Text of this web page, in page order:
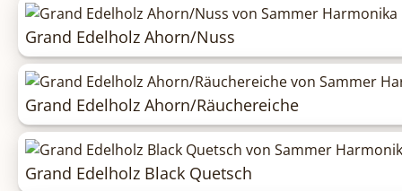
Grand Edelholz Ahorn/Nuss
Grand Edelholz Ahorn/Räuchereiche
Grand Edelholz Black Quetsch